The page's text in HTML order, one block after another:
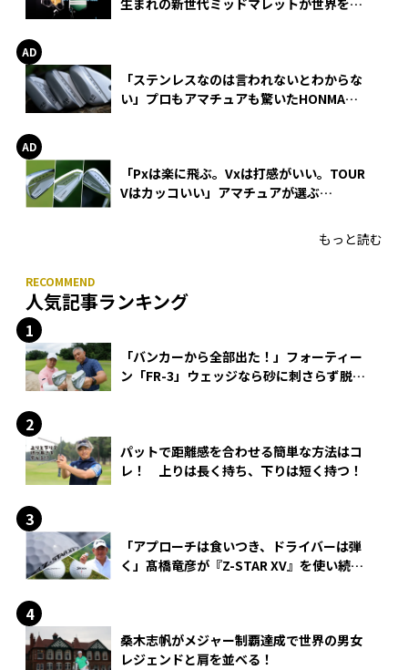
生まれの新世代ミッドマレットが世界を席
「ステンレスなのは言われないとわからな
い」プロもアマチュアも驚いたHONMA
「Pxは楽に飛ぶ。Vxは打感がいい。TOUR
Vはカッコいい」アマチュアが選ぶ
もっと読む
人気記事ランキング
「バンカーから全部出た！」フォーティー
ン「FR-3」ウェッジなら砂に刺さらず脱出
パットで距離感を合わせる簡単な方法はコ
レ！ 上りは長く持ち、下りは短く持つ！
「アプローチは食いつき、ドライバーは弾
く」髙橋竜彦が『Z-STAR XV』を使い続け
桑木志帆がメジャー制覇達成で世界の男女
レジェンドと肩を並べる！